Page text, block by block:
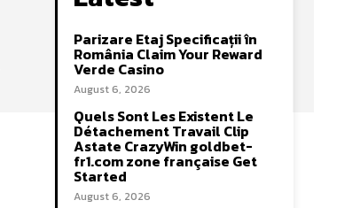
Parizare Etaj Specificații în
România Claim Your Reward
Verde Casino
August 6, 2026
Quels Sont Les Existent Le
Détachement Travail Clip
Astate CrazyWin goldbet-
fr1.com zone française Get
Started
August 6, 2026